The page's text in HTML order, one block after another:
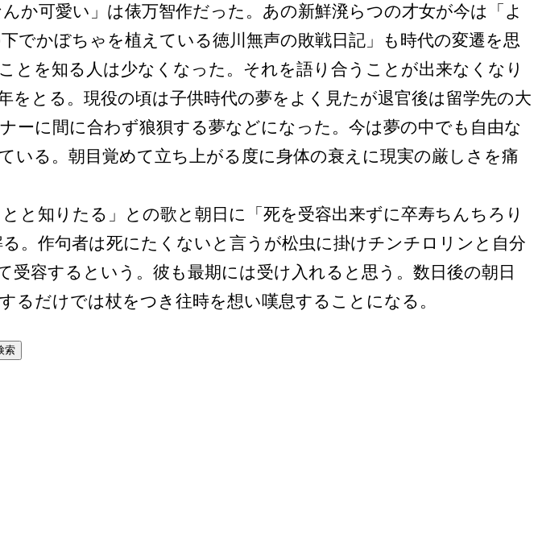
可愛い」は俵万智作だった。あの新鮮溌らつの才女が今は「よ
でかぼちゃを植えている徳川無声の敗戦日記」も時代の変遷を思
を知る人は少なくなった。それを語り合うことが出来なくなり
とる。現役の頃は子供時代の夢をよく見たが退官後は留学先の大
ーに間に合わず狼狽する夢などになった。今は夢の中でも自由な
いる。朝目覚めて立ち上がる度に身体の衰えに現実の厳しさを痛
知りたる」との歌と朝日に「死を受容出来ずに卒寿ちんちろり
。作句者は死にたくないと言うが松虫に掛けチンチロリンと自分
容するという。彼も最期には受け入れると思う。数日後の朝日
るだけでは杖をつき往時を想い嘆息することになる。